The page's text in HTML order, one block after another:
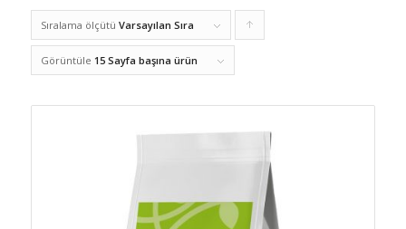
Sıralama ölçütü Varsayılan Sıra
sıralamak
tıklayın
Görüntüle 15 Sayfa başına ürün